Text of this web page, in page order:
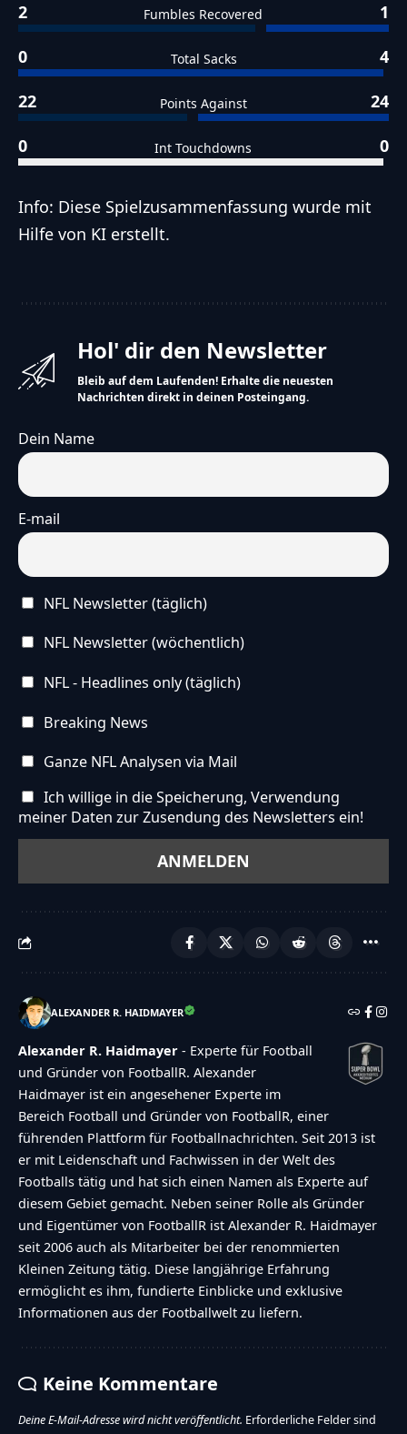
2 Fumbles Recovered 1
0 Total Sacks 4
22 Points Against 24
0 Int Touchdowns 0
Info: Diese Spielzusammenfassung wurde mit
Hilfe von KI erstellt.
Hol' dir den Newsletter
Bleib auf dem Laufenden! Erhalte die neuesten
Nachrichten direkt in deinen Posteingang.
Dein Name
E-mail
NFL Newsletter (täglich)
NFL Newsletter (wöchentlich)
NFL - Headlines only (täglich)
Breaking News
Ganze NFL Analysen via Mail
Ich willige in die Speicherung, Verwendung
meiner Daten zur Zusendung des Newsletters ein!
ALEXANDER R. HAIDMAYER
Alexander R. Haidmayer - Experte für Football
und Gründer von FootballR. Alexander
Haidmayer ist ein angesehener Experte im
Bereich Football und Gründer von FootballR, einer
führenden Plattform für Footballnachrichten. Seit 2013 ist
er mit Leidenschaft und Fachwissen in der Welt des
Footballs tätig und hat sich einen Namen als Experte auf
diesem Gebiet gemacht. Neben seiner Rolle als Gründer
und Eigentümer von FootballR ist Alexander R. Haidmayer
seit 2006 auch als Mitarbeiter bei der renommierten
Kleinen Zeitung tätig. Diese langjährige Erfahrung
ermöglicht es ihm, fundierte Einblicke und exklusive
Informationen aus der Footballwelt zu liefern.
Keine Kommentare
Deine E-Mail-Adresse wird nicht veröffentlicht. Erforderliche Felder sind